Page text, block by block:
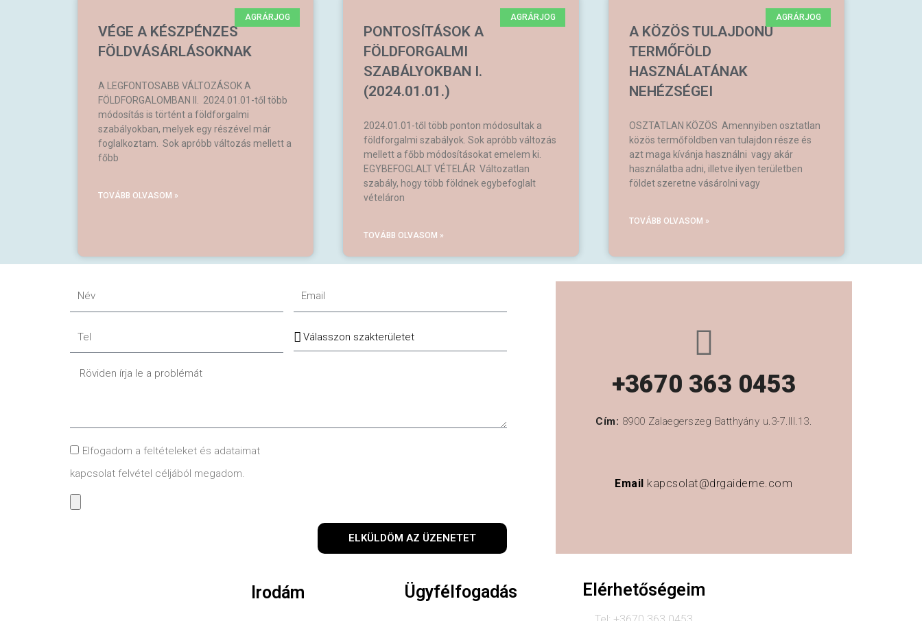
AGRÁRJOG
VÉGE A KÉSZPÉNZES
FÖLDVÁSÁRLÁSOKNAK
A LEGFONTOSABB VÁLTOZÁSOK A
FÖLDFORGALOMBAN II. 2024.01.01-től több
módosítás is történt a földforgalmi
szabályokban, melyek egy részével már
foglalkoztam. Sok apróbb változás mellett a
főbb
TOVÁBB OLVASOM »
AGRÁRJOG
PONTOSÍTÁSOK A
FÖLDFORGALMI
SZABÁLYOKBAN I.
(2024.01.01.)
2024.01.01-től több ponton módosultak a
földforgalmi szabályok. Sok apróbb változás
mellett a főbb módosításokat emelem ki.
EGYBEFOGLALT VÉTELÁR Változatlan
szabály, hogy több földnek egybefoglalt
vételáron
TOVÁBB OLVASOM »
AGRÁRJOG
A KÖZÖS TULAJDONÚ
TERMŐFÖLD
HASZNÁLATÁNAK
NEHÉZSÉGEI
OSZTATLAN KÖZÖS Amennyiben osztatlan
közös termőföldben van tulajdon része és
azt maga kívánja használni vagy akár
használatba adni, illetve ilyen területben
földet szeretne vásárolni vagy
TOVÁBB OLVASOM »
Név Email
Tel Szakterület
Message
GDPRElfogadom a feltételeket és adataimat
kapcsolat felvétel céljából megadom.
ELKÜLDÖM AZ ÜZENETET
+3670 363 0453
Cím: 8900 Zalaegerszeg Batthyány u.3-7.III.13.
Email kapcsolat@drgaiderne.com
Irodám Ügyfélfogadás Elérhetőségeim